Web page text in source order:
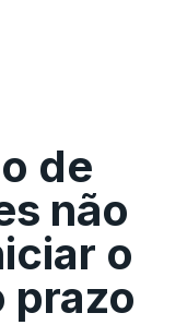
de
não
o
prazo